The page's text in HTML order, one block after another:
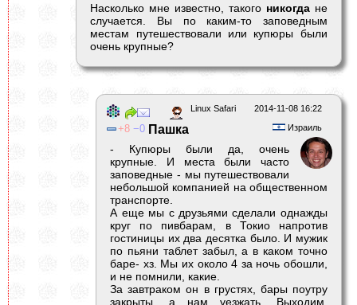
Насколько мне известно, такого никогдане
случается. Вы по каким-то заповедным
местам путешествовали или купюры были
очень крупные?
2014-11-08 16:22
Linux Safari
Израиль
8 0 Пашка
- Купюры были да, очень
крупные. И места были часто
заповедные - мы путешествовали
небольшой компанией на общественном
транспорте.
А еще мы с друзьями сделали однажды
круг по пивбарам, в Токио напротив
гостиницы их два десятка было. И мужик
по пьяни таблет забыл, а в каком точно
баре- хз. Мы их около 4 за ночь обошли,
и не помнили, какие.
За завтраком он в грустях, бары поутру
закрыты, а нам уезжать. Выходим,